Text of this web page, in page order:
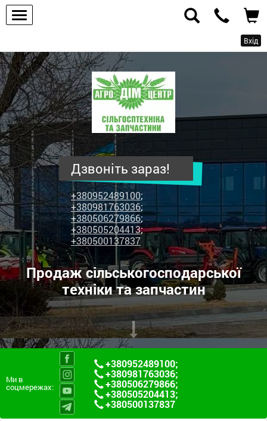
Вхід
ПП
"Агродім-
центр"
-
продаж
сільськогосподарської
техніки
та
запчастин
Дзвоніть зараз!
+380952489100;
+380981763036;
+380506279866;
+380505204413;
+380500137837
Продаж сільськогосподарської
техніки та запчастин
Ми в
соцмережах:
+380952489100;
+380981763036;
+380506279866;
+380505204413;
+380500137837